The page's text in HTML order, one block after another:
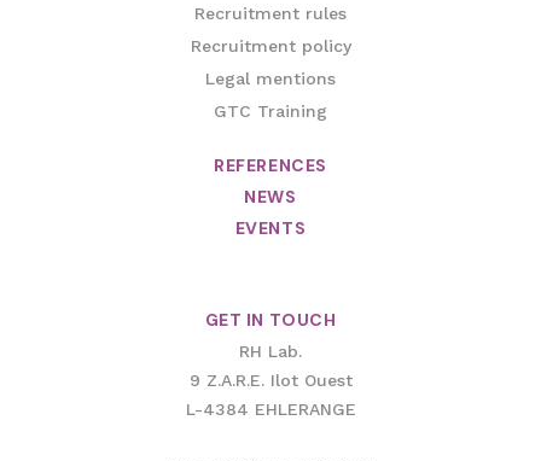
Recruitment rules
Recruitment policy
Legal mentions
GTC Training
REFERENCES
NEWS
EVENTS
GET IN TOUCH
RH Lab.
9 Z.A.R.E. Ilot Ouest
L-4384 EHLERANGE